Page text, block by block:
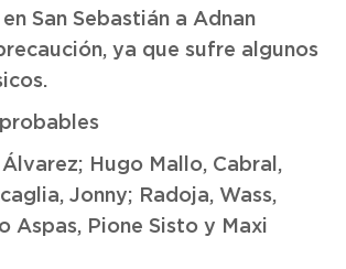
San Sebastián a Adnan
ya que sufre algunos
Hugo Mallo, Cabral,
Jonny; Radoja, Wass,
Aspas, Pione Sisto y Maxi